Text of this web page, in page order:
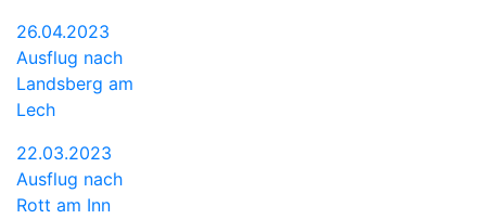
26.04.2023
Ausflug nach
Landsberg am
Lech
22.03.2023
Ausflug nach
Rott am Inn